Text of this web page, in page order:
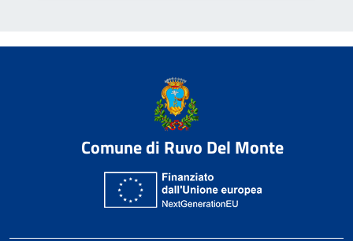
Comune di Ruvo Del Monte